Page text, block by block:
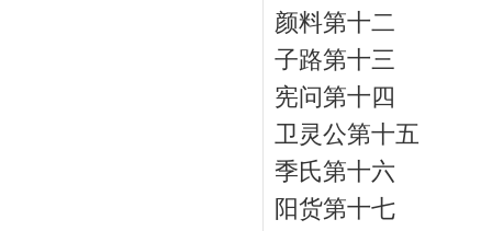
颜料第十二
子路第十三
宪问第十四
卫灵公第十五
季氏第十六
阳货第十七